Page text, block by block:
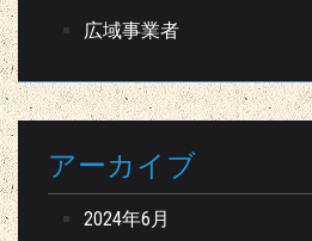
広域事業者
アーカイブ
2024年6月